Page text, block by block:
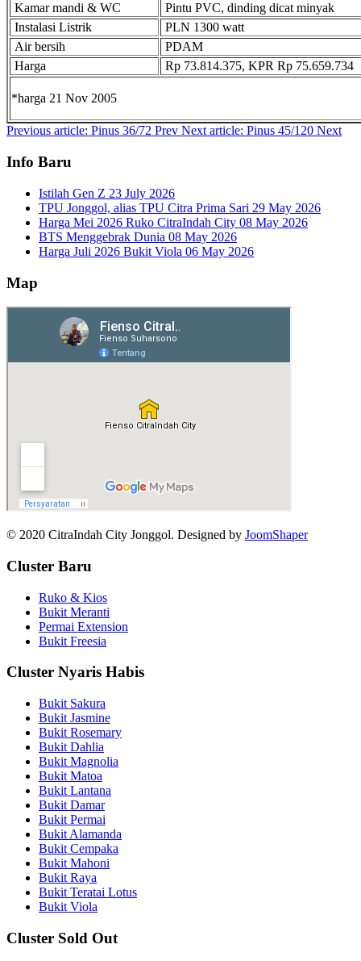
Kamar mandi & WC
Pintu PVC, dinding dicat minyak
Instalasi Listrik
PLN 1300 watt
Air bersih
PDAM
Harga
Rp 73.814.375, KPR Rp 75.659.734
*harga 21 Nov 2005
Previous article: Pinus 36/72 Prev Next article: Pinus 45/120 Next
Info Baru
Istilah Gen Z 23 July 2026
TPU Jonggol, alias TPU Citra Prima Sari 29 May 2026
Harga Mei 2026 Ruko CitraIndah City 08 May 2026
BTS Menggebrak Dunia 08 May 2026
Harga Juli 2026 Bukit Viola 06 May 2026
Map
© 2020 CitraIndah City Jonggol. Designed by JoomShaper
Cluster Baru
Ruko & Kios
Bukit Meranti
Permai Extension
Bukit Freesia
Cluster Nyaris Habis
Bukit Sakura
Bukit Jasmine
Bukit Rosemary
Bukit Dahlia
Bukit Magnolia
Bukit Matoa
Bukit Lantana
Bukit Damar
Bukit Permai
Bukit Alamanda
Bukit Cempaka
Bukit Mahoni
Bukit Raya
Bukit Teratai Lotus
Bukit Viola
Cluster Sold Out